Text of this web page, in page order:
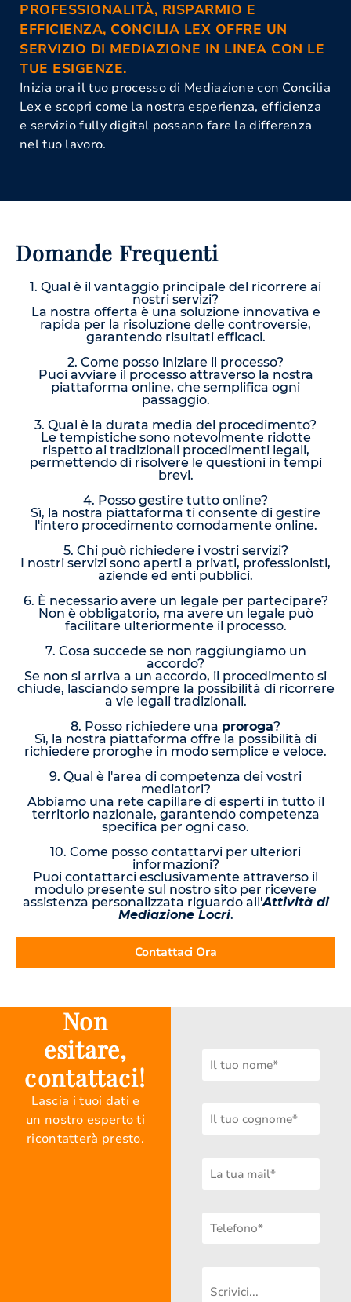
PROFESSIONALITÀ, RISPARMIO E
EFFICIENZA, CONCILIA LEX OFFRE UN
SERVIZIO DI MEDIAZIONE IN LINEA CON LE
TUE ESIGENZE.
Inizia ora il tuo processo di Mediazione con Concilia
Lex e scopri come la nostra esperienza, efficienza
e servizio fully digital possano fare la differenza
nel tuo lavoro.
Domande Frequenti
1. Qual è il vantaggio principale del ricorrere ai
nostri servizi?
La nostra offerta è una soluzione innovativa e
rapida per la risoluzione delle controversie,
garantendo risultati efficaci.
2. Come posso iniziare il processo?
Puoi avviare il processo attraverso la nostra
piattaforma online, che semplifica ogni
passaggio.
3. Qual è la durata media del procedimento?
Le tempistiche sono notevolmente ridotte
rispetto ai tradizionali procedimenti legali,
permettendo di risolvere le questioni in tempi
brevi.
4. Posso gestire tutto online?
Sì, la nostra piattaforma ti consente di gestire
l'intero procedimento comodamente online.
5. Chi può richiedere i vostri servizi?
I nostri servizi sono aperti a privati, professionisti,
aziende ed enti pubblici.
6. È necessario avere un legale per partecipare?
Non è obbligatorio, ma avere un legale può
facilitare ulteriormente il processo.
7. Cosa succede se non raggiungiamo un
accordo?
Se non si arriva a un accordo, il procedimento si
chiude, lasciando sempre la possibilità di ricorrere
a vie legali tradizionali.
8. Posso richiedere una proroga?
Sì, la nostra piattaforma offre la possibilità di
richiedere proroghe in modo semplice e veloce.
9. Qual è l'area di competenza dei vostri
mediatori?
Abbiamo una rete capillare di esperti in tutto il
territorio nazionale, garantendo competenza
specifica per ogni caso.
10. Come posso contattarvi per ulteriori
informazioni?
Puoi contattarci esclusivamente attraverso il
modulo presente sul nostro sito per ricevere
assistenza personalizzata riguardo all'Attività di
Mediazione Locri.
Contattaci Ora
Non
esitare,
contattaci!
Lascia i tuoi dati e
un nostro esperto ti
ricontatterà presto.